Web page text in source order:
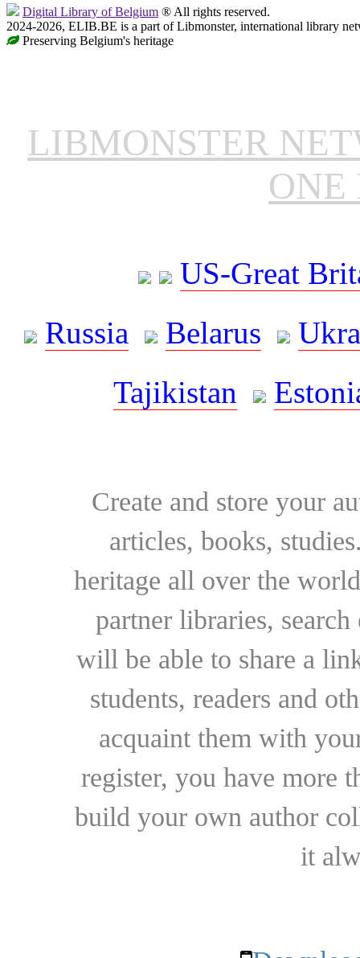
Digital Library of Belgium ® All rights reserved.
2024-2026, ELIB.BE is a part of Libmonster, international library
Preserving Belgium's heritage
LIBMONSTER
ONE
US-Great
Russia
Belarus
Tajikistan
Create and store your
articles, books,
heritage all over the
partner libraries,
will be able to share a
students, readers and
acquaint them with
register, you have more
build your own author
it